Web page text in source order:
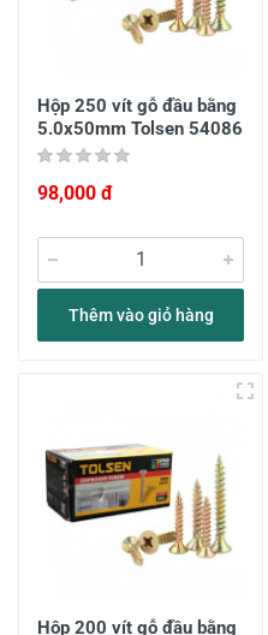
Hộp 250 vít gỗ đầu bằng
5.0x50mm Tolsen 54086
98,000 đ
Thêm vào giỏ hàng
Hộp 200 vít gỗ đầu bằng